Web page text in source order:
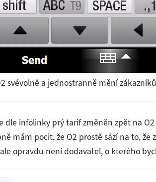
svévolně a jednostranně mění
dle infolinky prý tarif změněn zpět na O2
mám pocit, že O2 prostě sází na to, že
opravdu není dodavatel, o kterého